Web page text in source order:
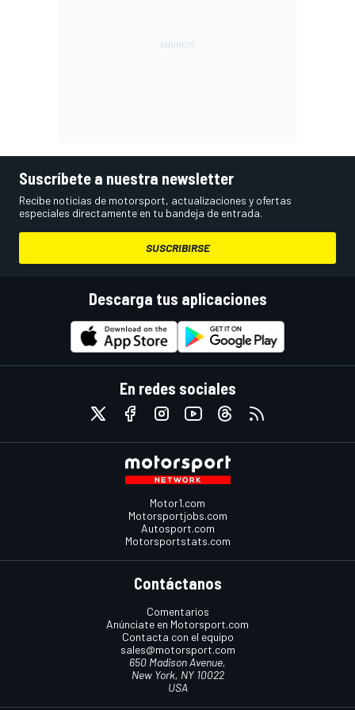
Suscríbete a nuestra newsletter
Recibe noticias de motorsport, actualizaciones y ofertas
especiales directamente en tu bandeja de entrada.
SUSCRIBIRSE
Descarga tus aplicaciones
En redes sociales
Motor1.com
Motorsportjobs.com
Autosport.com
Motorsportstats.com
Contáctanos
Comentarios
Anúnciate en Motorsport.com
Contacta con el equipo
sales@motorsport.com
650 Madison Avenue,
New York, NY 10022
USA